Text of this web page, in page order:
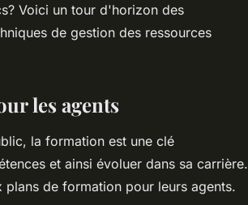
Voici un tour d'horizon des
de gestion des ressources
les agents
la formation est une clé
et ainsi évoluer dans sa carrière.
de formation pour leurs agents.